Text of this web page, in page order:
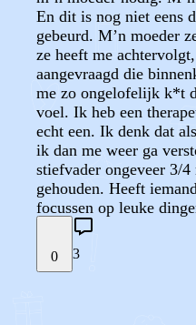
En dit is nog niet eens
gebeurd. M’n moeder
ze heeft me
aangevraagd die
me zo ongelofelijk k*t
voel. Ik heb een
echt een. Ik denk dat
ik dan me weer ga
stiefvader ongeveer 3/4
gehouden. Heeft
focussen op leuke
0 3